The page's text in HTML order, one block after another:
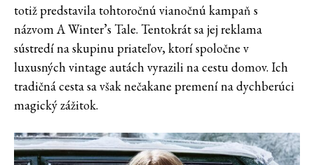
totiž predstavila tohtoročnú vianočnú kampaň s
názvom A Winter’s Tale. Tentokrát sa jej reklama
sústredí na skupinu priateľov, ktorí spoločne v
luxusných vintage autách vyrazili na cestu domov. Ich
tradičná cesta sa však nečakane premení na dychberúci
magický zážitok.